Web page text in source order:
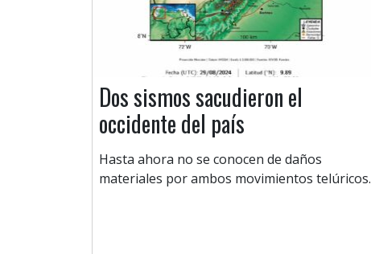
Dos sismos sacudieron el
occidente del país
Hasta ahora no se conocen de daños
materiales por ambos movimientos telúricos.